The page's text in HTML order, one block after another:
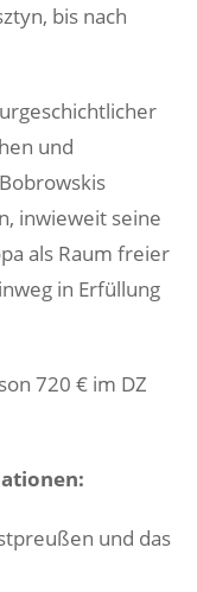
bis nach
und
inwieweit seine
als Raum freier
in Erfüllung
720 € im DZ
und das